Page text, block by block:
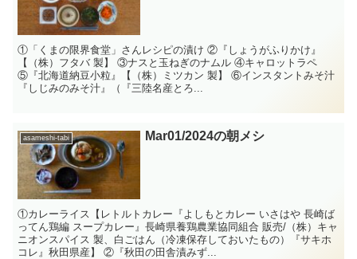
①「くまの限界食堂」さんレシピの漬け ②『しょうがふりかけ』
【（株）フタバ 製】 ③ナスと玉ねぎのナムル ④キャロットラペ
⑤『北海道納豆小粒』【（株）ミツカン 製】 ⑥インスタントみそ汁
『しじみのみそ汁』（『三陸名産とろ...
asameshi-tabi Mar01/2024の朝メシ
①カレーライス【レトルトカレー『よしもとカレー いさはや 長崎ば
ってん鶏編 スープカレー』長崎県養鶏農業協同組合 販売/（株）キャ
ニオンスパイス 製、白ごはん（冷凍保存しておいたもの）『サキホ
コレ』秋田県産】 ②『秋田の田舎漬みず...